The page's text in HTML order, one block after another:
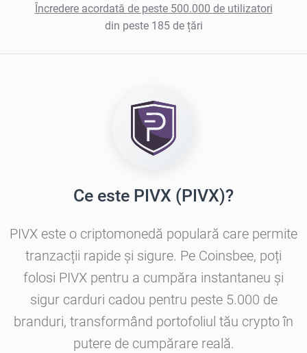
Încredere acordată de peste 500.000 de utilizatori
din peste 185 de țări
Ce este PIVX (PIVX)?
PIVX este o criptomonedă populară care permite
tranzacții rapide și sigure. Pe Coinsbee, poți
folosi PIVX pentru a cumpăra instantaneu și
sigur carduri cadou pentru peste 5.000 de
branduri, transformând portofoliul tău crypto în
putere de cumpărare reală.